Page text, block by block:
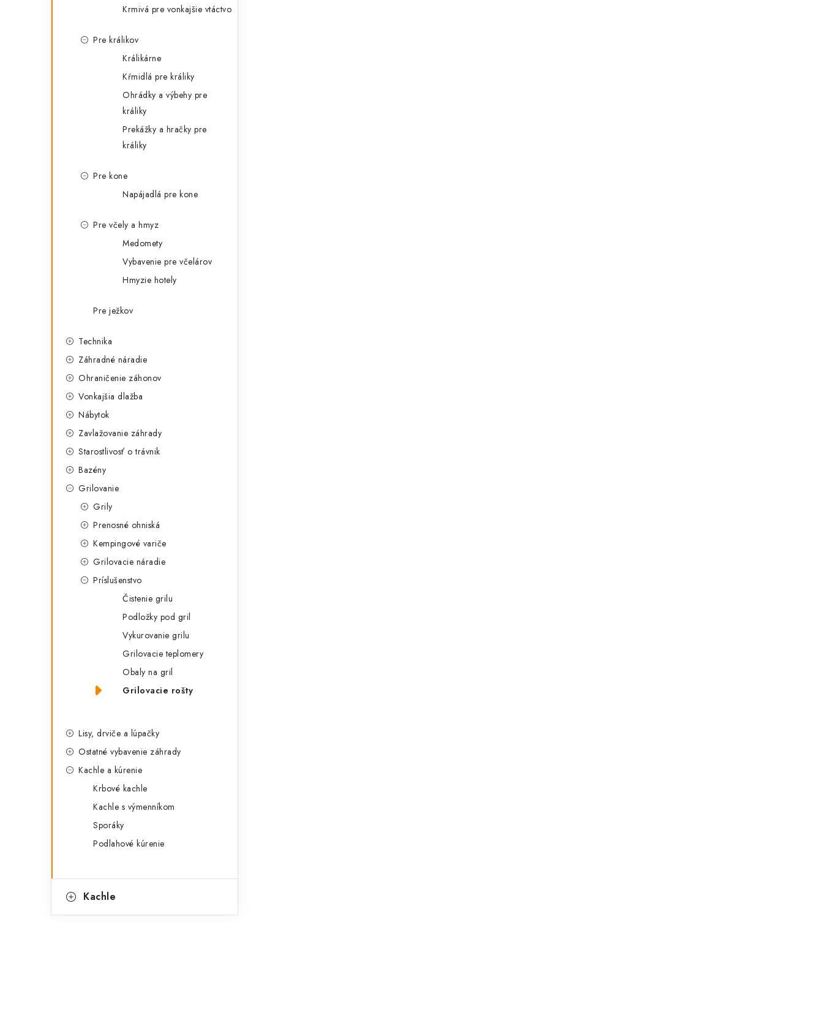
Krmivá pre vonkajšie vtáctvo
Pre králikov
Králikárne
Kŕmidlá pre králiky
Ohrádky a výbehy pre
králiky
Prekážky a hračky pre
králiky
Pre kone
Napájadlá pre kone
Pre včely a hmyz
Medomety
Vybavenie pre včelárov
Hmyzie hotely
Pre ježkov
Technika
Záhradné náradie
Ohraničenie záhonov
Vonkajšia dlažba
Nábytok
Zavlažovanie záhrady
Starostlivosť o trávnik
Bazény
Grilovanie
Grily
Prenosné ohniská
Kempingové variče
Grilovacie náradie
Príslušenstvo
Čistenie grilu
Podložky pod gril
Vykurovanie grilu
Grilovacie teplomery
Obaly na gril
Grilovacie rošty
Lisy, drviče a lúpačky
Ostatné vybavenie záhrady
Kachle a kúrenie
Krbové kachle
Kachle s výmenníkom
Sporáky
Podlahové kúrenie
Kachle